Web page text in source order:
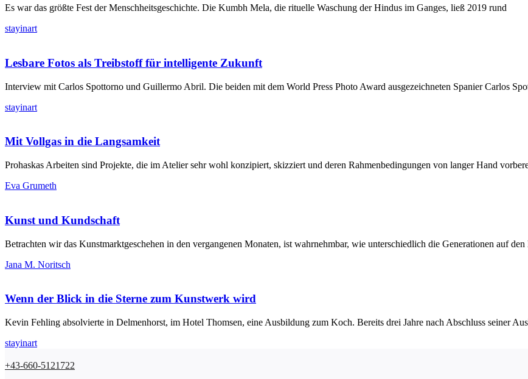
Es war das größte Fest der Menschheitsgeschichte. Die Kumbh Mela, die rituelle Waschung der Hindus im Ganges, ließ 2019 rund
stayinart
Lesbare Fotos als Treibstoff für intelligente Zukunft
Interview mit Carlos Spottorno und Guillermo Abril. Die beiden mit dem World Press Photo Award ausgezeichneten Spanier Carlos
stayinart
Mit Vollgas in die Langsamkeit
Prohaskas Arbeiten sind Projekte, die im Atelier sehr wohl konzipiert, skizziert und deren Rahmenbedingungen von langer Hand
Eva Grumeth
Kunst und Kundschaft
Betrachten wir das Kunstmarktgeschehen in den vergangenen Monaten, ist wahrnehmbar, wie unterschiedlich die Generationen auf
Jana M. Noritsch
Wenn der Blick in die Sterne zum Kunstwerk wird
Kevin Fehling absolvierte in Delmenhorst, im Hotel Thomsen, eine Ausbildung zum Koch. Bereits drei Jahre nach Abschluss seiner
stayinart
+43-660-5121722